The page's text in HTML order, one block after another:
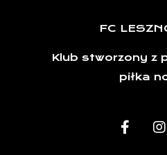
FC
Klub stworzony z
piłka